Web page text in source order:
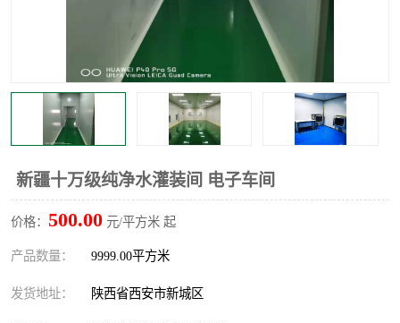
新疆十万级纯净水灌装间 电子车间
价格： 500.00 元/平方米 起
产品数量： 9999.00平方米
发货地址： 陕西省西安市新城区